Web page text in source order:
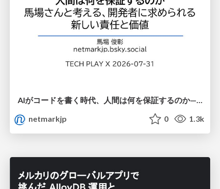
AIがコードを書く時代、人間は何を保証するのか———馬場さんと考える、開発者に求められる新しい責任と価値 - TECH PLAY
netmarkjp
0 1.3k